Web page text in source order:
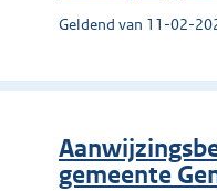
Geldend van 11-02-
gemeente